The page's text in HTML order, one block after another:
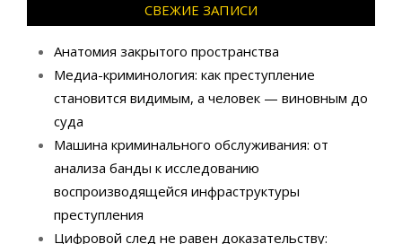
СВЕЖИЕ ЗАПИСИ
Анатомия закрытого пространства
Медиа-криминология: как преступление
становится видимым, а человек — виновным до
суда
Машина криминального обслуживания: от
анализа банды к исследованию
воспроизводящейся инфраструктуры
преступления
Цифровой след не равен доказательству: